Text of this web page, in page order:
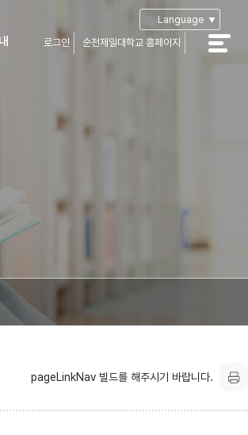
Language ▼
로그인
순천제일대학교 홈페이지
pageLinkNav 빌드를 해주시기 바랍니다.